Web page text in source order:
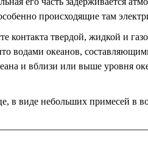
происходящие там
твердой, жидкой и
водами океанов,
и вблизи или выше уровня
в виде небольших примесей в